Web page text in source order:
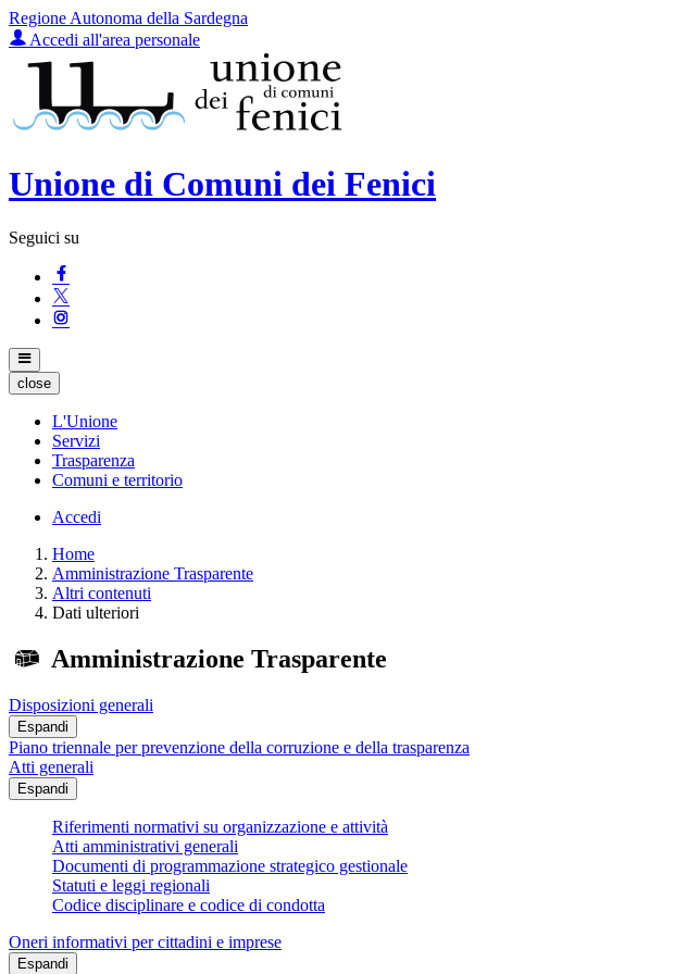
Regione Autonoma della Sardegna
Accedi all'area personale
Unione di Comuni dei Fenici
Seguici su
close
L'Unione
Servizi
Trasparenza
Comuni e territorio
Accedi
Home
Amministrazione Trasparente
Altri contenuti
Dati ulteriori
Amministrazione Trasparente
Disposizioni generali
Espandi
Piano triennale per prevenzione della corruzione e della trasparenza
Atti generali
Espandi
Riferimenti normativi su organizzazione e attività
Atti amministrativi generali
Documenti di programmazione strategico gestionale
Statuti e leggi regionali
Codice disciplinare e codice di condotta
Oneri informativi per cittadini e imprese
Espandi